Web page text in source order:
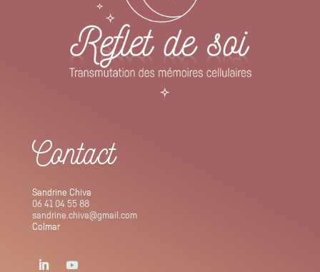
Contact
Sandrine Chiva
06 41 04 55 88
sandrine.chiva@gmail.com
Colmar